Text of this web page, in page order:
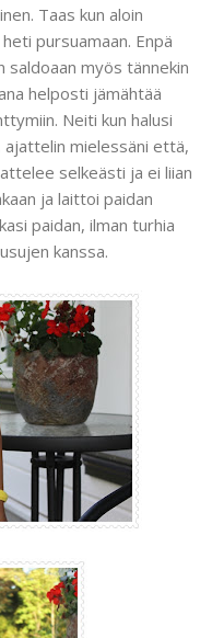
Taas kun aloin
pursuamaan. Enpä
saldoaan myös tännekin
helposti jämähtää
Neiti kun halusi
mielessäni että,
selkeästi ja ei liian
ja laittoi paidan
paidan, ilman turhia
kanssa.